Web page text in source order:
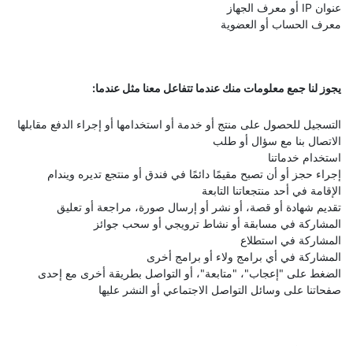
عنوان IP أو معرف الجهاز
معرف الحساب أو العضوية
يجوز لنا جمع معلومات منك عندما تتفاعل معنا مثل عندما:
التسجيل للحصول على منتج أو خدمة أو استخدامها أو إجراء الدفع مقابلها
الاتصال بنا مع سؤال أو طلب
استخدام خدماتنا
إجراء حجز أو أن تصبح مقيمًا دائمًا في فندق أو منتجع تديره ويندام
الإقامة في أحد منتجعاتنا التابعة
تقديم شهادة أو قصة، أو نشر أو إرسال صورة، مراجعة أو تعليق
المشاركة في مسابقة أو نشاط ترويجي أو سحب جوائز
المشاركة في استطلاع
المشاركة في أي برامج ولاء أو برامج أخرى
الضغط على "إعجاب"، "متابعة"، أو التواصل بطريقة أخرى مع إحدى
صفحاتنا على وسائل التواصل الاجتماعي أو النشر عليها